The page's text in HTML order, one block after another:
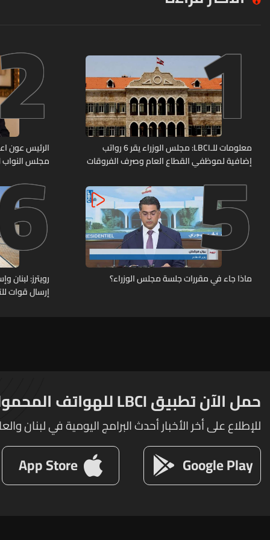
1
معلومات للـLBCI: مجلس الوزراء يقر 6 رواتب
إضافية لموظفي القطاع العام وصرف الفروقات
الرئيس عون
مجلس النواب
5
ماذا جاء في مقررات جلسة مجلس الوزراء؟
رويترز:
إرسال قوات
حمل الآن تطبيق LBCI للهواتف المحمولة
للإطلاع على أخر الأخبار أحدث البرامج اليومية في لبنان
Google Play
App Store